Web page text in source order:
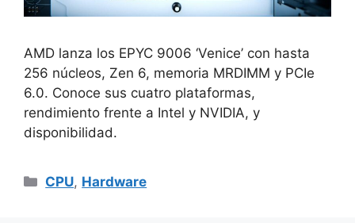
AMD lanza los EPYC 9006 ‘Venice’ con hasta
256 núcleos, Zen 6, memoria MRDIMM y PCIe
6.0. Conoce sus cuatro plataformas,
rendimiento frente a Intel y NVIDIA, y
disponibilidad.
Categorías
CPU, Hardware